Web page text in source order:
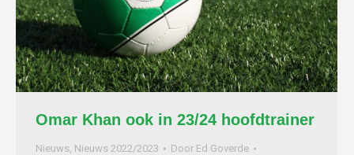
Omar Khan ook in 23/24 hoofdtrainer
Nieuws, Nieuws 2022/2023 Door Ed Goverde